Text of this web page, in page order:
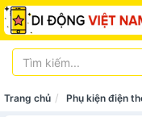
Trang chủ Phụ kiện điện